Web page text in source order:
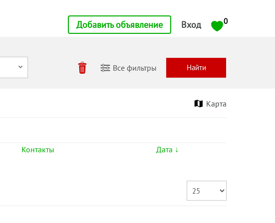
Добавить объявление Вход 0
Все фильтры
Карта
Контакты
Дата ↓